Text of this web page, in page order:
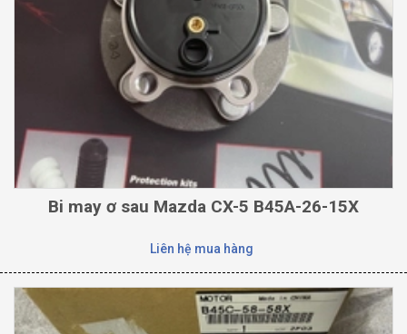
Bi may ơ sau Mazda CX-5 B45A-26-15X
Liên hệ mua hàng